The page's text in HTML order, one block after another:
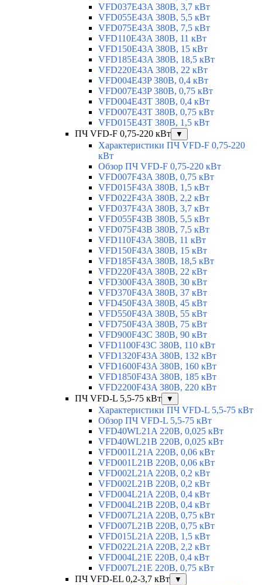
VFD037E43A 380В, 3,7 кВт
VFD055E43A 380В, 5,5 кВт
VFD075E43A 380В, 7,5 кВт
VFD110E43A 380В, 11 кВт
VFD150E43A 380В, 15 кВт
VFD185E43A 380В, 18,5 кВт
VFD220E43A 380В, 22 кВт
VFD004E43P 380В, 0,4 кВт
VFD007E43P 380В, 0,75 кВт
VFD004E43T 380В, 0,4 кВт
VFD007E43T 380В, 0,75 кВт
VFD015E43T 380В, 1,5 кВт
ПЧ VFD-F 0,75-220 кВт
▼
Характеристики ПЧ VFD-F 0,75-220
кВт
Обзор ПЧ VFD-F 0,75-220 кВт
VFD007F43A 380В, 0,75 кВт
VFD015F43A 380В, 1,5 кВт
VFD022F43A 380В, 2,2 кВт
VFD037F43A 380В, 3,7 кВт
VFD055F43B 380В, 5,5 кВт
VFD075F43B 380В, 7,5 кВт
VFD110F43A 380В, 11 кВт
VFD150F43A 380В, 15 кВт
VFD185F43A 380В, 18,5 кВт
VFD220F43A 380В, 22 кВт
VFD300F43A 380В, 30 кВт
VFD370F43A 380В, 37 кВт
VFD450F43A 380В, 45 кВт
VFD550F43A 380В, 55 кВт
VFD750F43A 380В, 75 кВт
VFD900F43C 380В, 90 кВт
VFD1100F43C 380В, 110 кВт
VFD1320F43A 380В, 132 кВт
VFD1600F43A 380В, 160 кВт
VFD1850F43A 380В, 185 кВт
VFD2200F43A 380В, 220 кВт
ПЧ VFD-L 5,5-75 кВт
▼
Характеристики ПЧ VFD-L 5,5-75 кВт
Обзор ПЧ VFD-L 5,5-75 кВт
VFD40WL21A 220В, 0,025 кВт
VFD40WL21B 220В, 0,025 кВт
VFD001L21A 220В, 0,06 кВт
VFD001L21B 220В, 0,06 кВт
VFD002L21A 220В, 0,2 кВт
VFD002L21B 220В, 0,2 кВт
VFD004L21A 220В, 0,4 кВт
VFD004L21B 220В, 0,4 кВт
VFD007L21A 220В, 0,75 кВт
VFD007L21B 220В, 0,75 кВт
VFD015L21A 220В, 1,5 кВт
VFD022L21A 220В, 2,2 кВт
VFD004L21E 220В, 0,4 кВт
VFD007L21E 220В, 0,75 кВт
ПЧ VFD-EL 0,2-3,7 кВт
▼